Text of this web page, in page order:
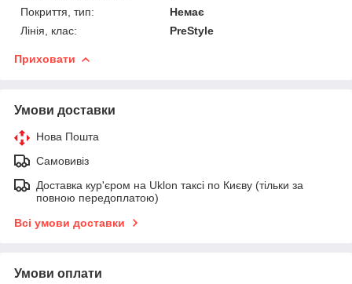
Покриття, тип:
Немає
Лінія, клас:
PreStyle
Приховати
Умови доставки
Нова Пошта
Самовивіз
Доставка кур'єром на Uklon таксі по Києву (тільки за
повною передоплатою)
Всі умови доставки
Умови оплати